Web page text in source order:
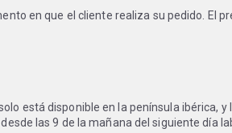
en que el cliente realiza su pedido. El
está disponible en la península
las 9 de la mañana del siguiente día